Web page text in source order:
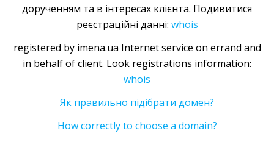
дорученням та в інтересах клієнта. Подивитися
реєстраційні данні: whois
registered by imena.ua Internet service on errand and
in behalf of client. Look registrations information:
whois
Як правильно підібрати домен?
How correctly to choose a domain?